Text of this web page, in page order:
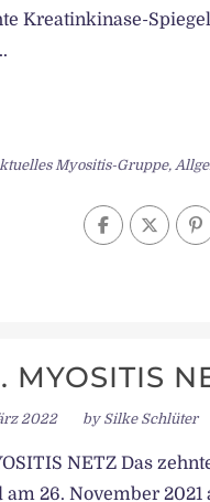
Kreatinkinase-
Myositis-Gruppe,
MYOSITIS
2022 by Silke Schlüter
NETZ Das
am 26. November